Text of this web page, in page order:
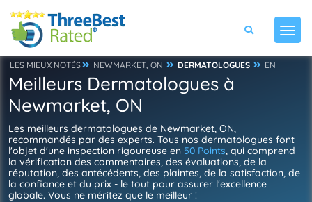
LES MIEUX NOTÉS NEWMARKET, ON DERMATOLOGUES EN
Meilleurs Dermatologues à
Newmarket, ON
Les meilleurs dermatologues de Newmarket, ON,
recommandés par des experts. Tous nos dermatologues font
l'objet d'une inspection rigoureuse en 50 Points, qui comprend
la vérification des commentaires, des évaluations, de la
réputation, des antécédents, des plaintes, de la satisfaction, de
la confiance et du prix - le tout pour assurer l'excellence
globale. Vous ne méritez que le meilleur !